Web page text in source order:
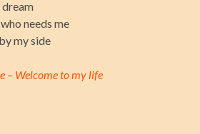
needs me
my side
– Welcome to my life